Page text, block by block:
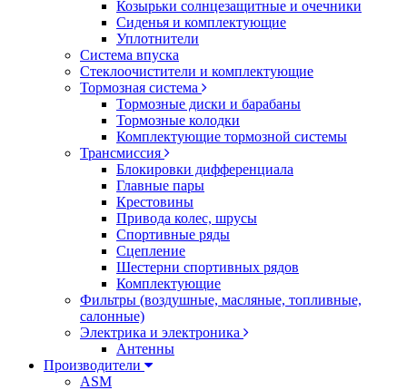
Козырьки солнцезащитные и очечники
Сиденья и комплектующие
Уплотнители
Система впуска
Стеклоочистители и комплектующие
Тормозная система
Тормозные диски и барабаны
Тормозные колодки
Комплектующие тормозной системы
Трансмиссия
Блокировки дифференциала
Главные пары
Крестовины
Привода колес, шрусы
Спортивные ряды
Сцепление
Шестерни спортивных рядов
Комплектующие
Фильтры (воздушные, масляные, топливные,
салонные)
Электрика и электроника
Антенны
Производители
ASM